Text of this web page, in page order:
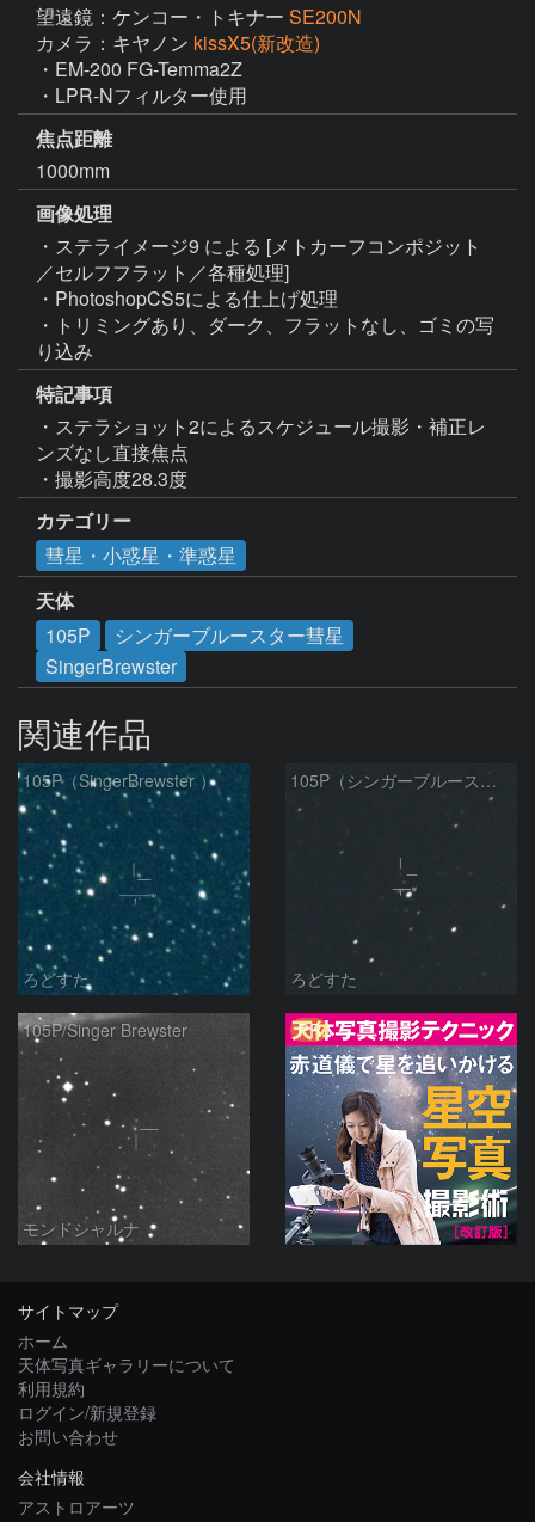
望遠鏡：ケンコー・トキナー SE200N
カメラ：キヤノン kissX5(新改造)
・EM-200 FG-Temma2Z
・LPR-Nフィルター使用
焦点距離
1000mm
画像処理
・ステライメージ9 による [メトカーフコンポジット
／セルフフラット／各種処理]
・PhotoshopCS5による仕上げ処理
・トリミングあり、ダーク、フラットなし、ゴミの写
り込み
特記事項
・ステラショット2によるスケジュール撮影・補正レ
ンズなし直接焦点
・撮影高度28.3度
カテゴリー
彗星・小惑星・準惑星
天体
105P
シンガーブルースター彗星
SingerBrewster
関連作品
105P（SingerBrewster ）
ろどすた
105P（シンガーブルースター彗星）
ろどすた
105P/Singer Brewster
モンドシャルナ
PR
サイトマップ
ホーム
天体写真ギャラリーについて
利用規約
ログイン/新規登録
お問い合わせ
会社情報
アストロアーツ